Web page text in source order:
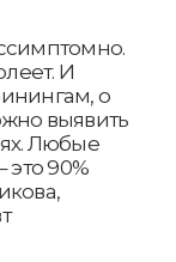
И
о
выявить
Любые
это 90%